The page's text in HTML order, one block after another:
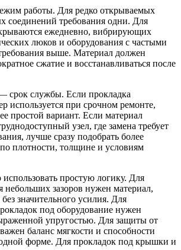
работы. Для редко открываемых
соединений требования одни. Для
ежедневно, вибрирующих
люков и оборудования с частыми
выше. Материал должен
сжатие и восстанавливаться после
срок службы. Если прокладка
используется при срочном ремонте,
простой вариант. Если материал
узел, где замена требует
лучше сразу подобрать более
плотности, толщине и условиям
простую логику. Для
небольших зазоров нужен материал,
значительного усилия. Для
под оборудование нужен
упругостью. Для защиты от
баланс мягкости и способности
форме. Для прокладок под крышки и